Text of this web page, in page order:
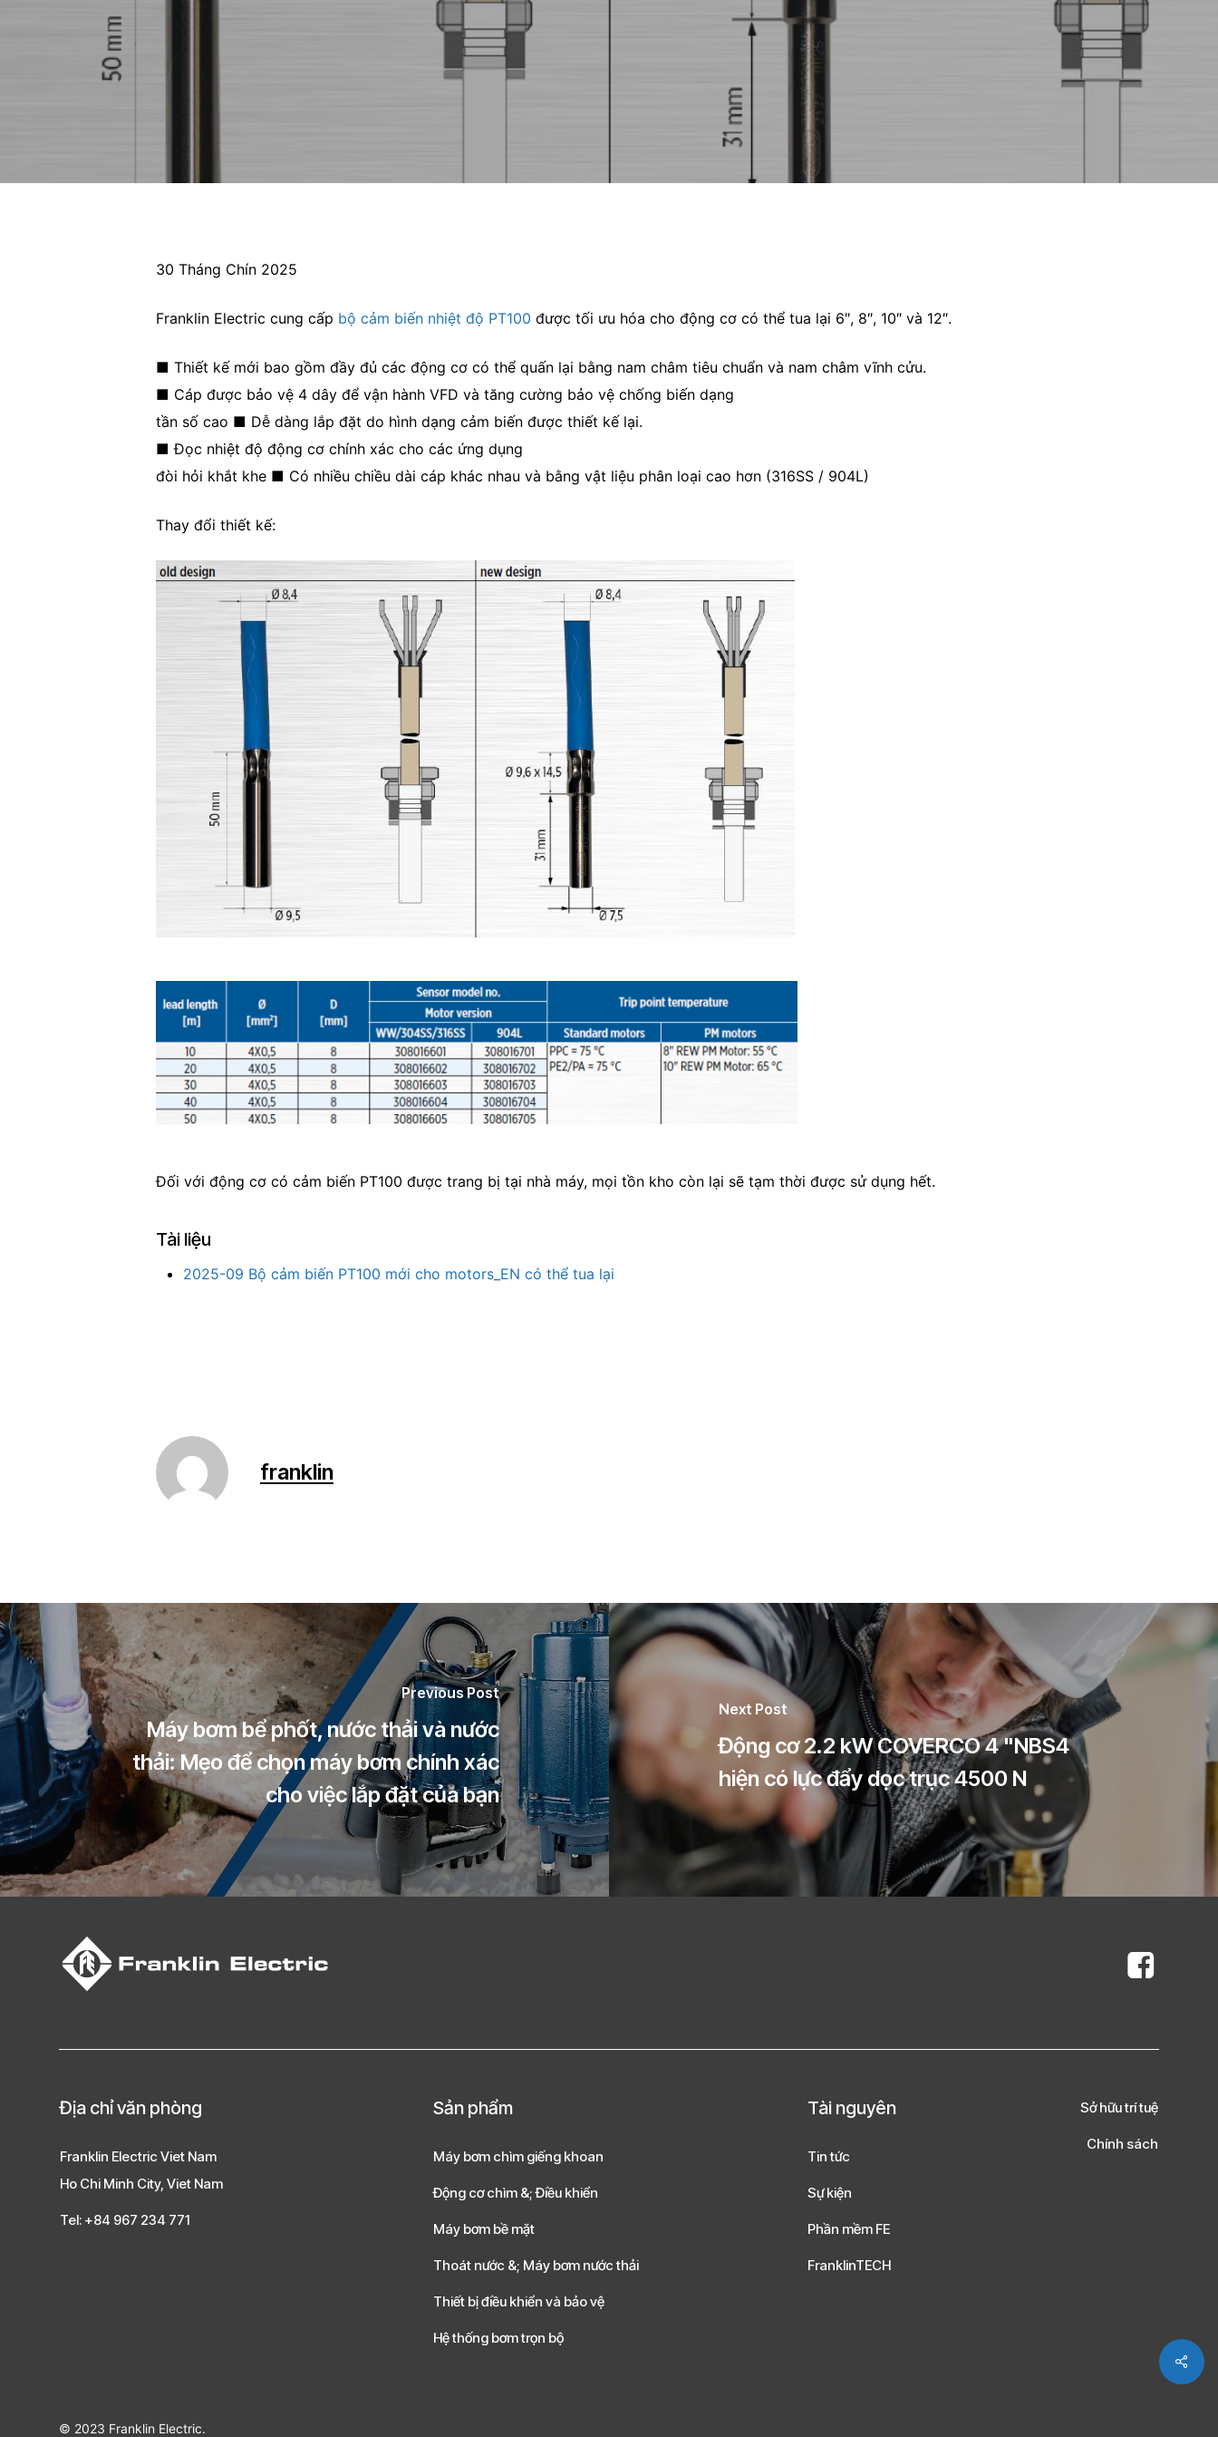
30 Tháng Chín 2025
Franklin Electric cung cấp bộ cảm biến nhiệt độ PT100 được tối ưu hóa cho động cơ có thể tua lại 6″, 8″, 10″ và 12″.
■ Thiết kế mới bao gồm đầy đủ các động cơ có thể quấn lại bằng nam châm tiêu chuẩn và nam châm vĩnh cửu.
■ Cáp được bảo vệ 4 dây để vận hành VFD và tăng cường bảo vệ chống biến dạng
tần số cao ■ Dễ dàng lắp đặt do hình dạng cảm biến được thiết kế lại.
■ Đọc nhiệt độ động cơ chính xác cho các ứng dụng
đòi hỏi khắt khe ■ Có nhiều chiều dài cáp khác nhau và bằng vật liệu phân loại cao hơn (316SS / 904L)
Thay đổi thiết kế:
Đối với động cơ có cảm biến PT100 được trang bị tại nhà máy, mọi tồn kho còn lại sẽ tạm thời được sử dụng hết.
Tài liệu
2025-09 Bộ cảm biến PT100 mới cho motors_EN có thể tua lại
franklin
Previous Post
Máy bơm bể phốt, nước thải và nước
thải: Mẹo để chọn máy bơm chính xác
cho việc lắp đặt của bạn
Next Post
Động cơ 2.2 kW COVERCO 4 "NBS4
hiện có lực đẩy dọc trục 4500 N
Địa chỉ văn phòng
Franklin Electric Viet Nam
Ho Chi Minh City, Viet Nam
Tel: +84 967 234 771
Sản phẩm
Máy bơm chìm giếng khoan
Động cơ chìm &; Điều khiển
Máy bơm bề mặt
Thoát nước &; Máy bơm nước thải
Thiết bị điều khiển và bảo vệ
Hệ thống bơm trọn bộ
Tài nguyên
Tin tức
Sự kiện
Phần mềm FE
FranklinTECH
Sở hữu trí tuệ
Chính sách
© 2023 Franklin Electric.